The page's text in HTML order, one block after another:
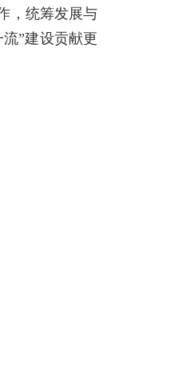
，统筹发展与
”建设贡献更